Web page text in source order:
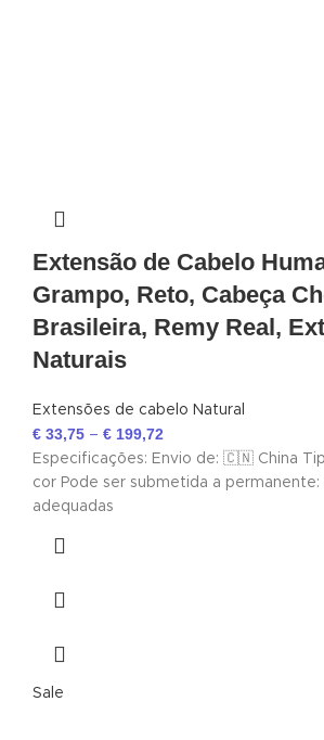
Extensão de Cabelo
Grampo, Reto, Cabeça
Brasileira, Remy Real,
Naturais
Extensões de cabelo Natural
€ 33,75 – € 199,72
Especificações: Envio de: 🇨🇳 China
cor Pode ser submetida a permanente:
adequadas
Sale